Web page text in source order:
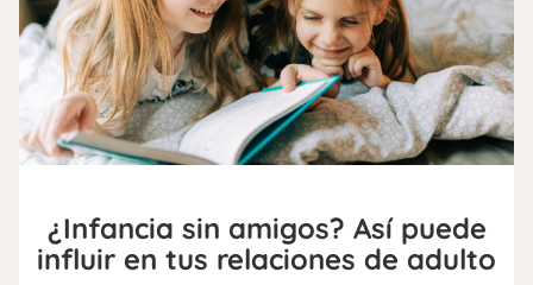
¿Infancia sin amigos? Así puede
influir en tus relaciones de adulto